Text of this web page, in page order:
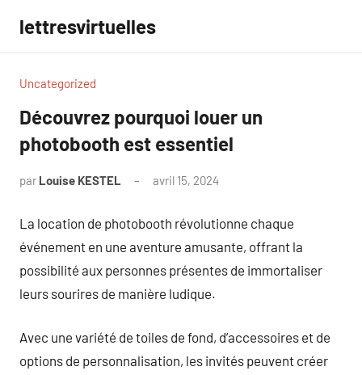
contenu
lettresvirtuelles
Uncategorized
Découvrez pourquoi louer un
photobooth est essentiel
par Louise KESTEL avril 15, 2024
La location de photobooth révolutionne chaque
événement en une aventure amusante, offrant la
possibilité aux personnes présentes de immortaliser
leurs sourires de manière ludique.
Avec une variété de toiles de fond, d’accessoires et de
options de personnalisation, les invités peuvent créer